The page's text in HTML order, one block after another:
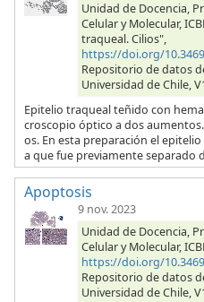
Unidad de Docencia,
Celular y Molecular,
traqueal. Cilios",
https://doi.org/
Repositorio de datos
Universidad de Chile,
Epitelio traqueal teñido con
croscopio óptico a dos
os. En esta preparación el
a que fue previamente separado
Apoptosis
9 nov. 2023
Unidad de Docencia,
Celular y Molecular,
https://doi.org/
Repositorio de datos
Universidad de Chile,